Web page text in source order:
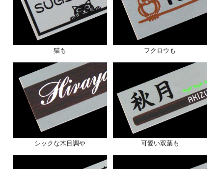
猫も フクロウも
シックな木目調や 可愛い双葉も